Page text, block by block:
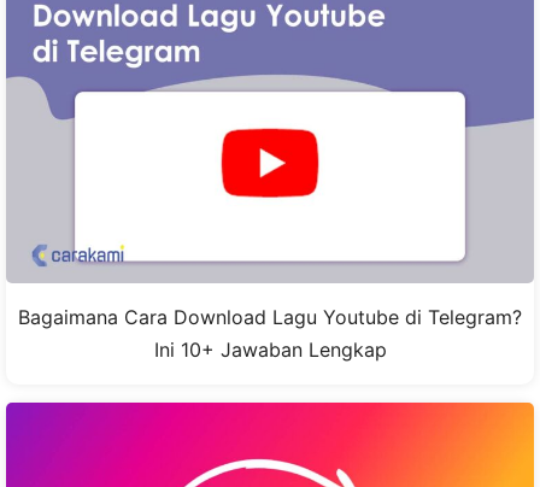
Bagaimana Cara Download Lagu Youtube di Telegram?
Ini 10+ Jawaban Lengkap